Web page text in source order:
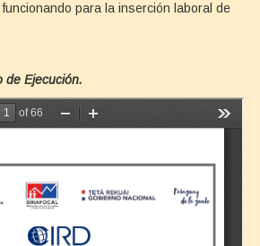
para la inserción laboral de
de Ejecución.